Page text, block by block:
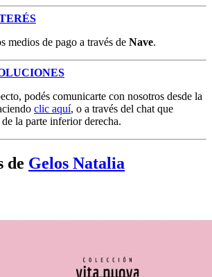
medios de pago a través de Nave.
podés comunicarte con nosotros desde la
clic aquí, o a través del chat que
la parte inferior derecha.
de Gelos Natalia